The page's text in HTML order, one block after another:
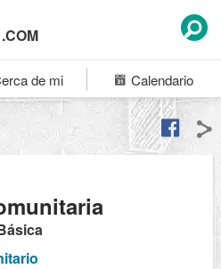
.COM
de mi Calendario